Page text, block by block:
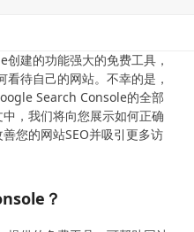
建的功能强大的免费工具，
待自己的网站。不幸的是，
Search Console的全部
，我们将向您展示如何正确
您的网站SEO并吸引更多访
？